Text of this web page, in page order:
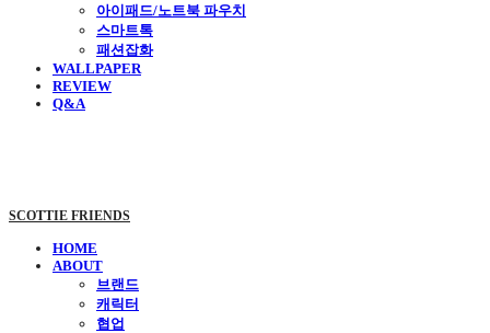
아이패드/노트북 파우치
스마트톡
패션잡화
WALLPAPER
REVIEW
Q&A
SCOTTIE FRIENDS
HOME
ABOUT
브랜드
캐릭터
협업